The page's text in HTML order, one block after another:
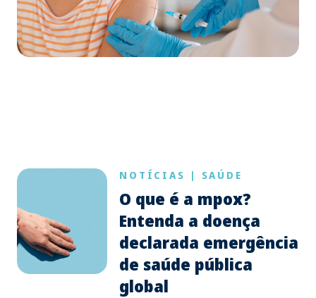
NOTÍCIAS | SAÚDE
O que é a mpox?
Entenda a doença
declarada emergência
de saúde pública
global